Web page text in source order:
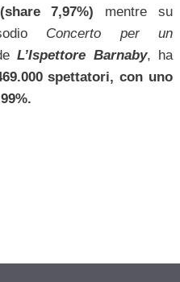
7,97%) mentre su
Concerto per un
L’Ispettore Barnaby, ha
spettatori, con uno